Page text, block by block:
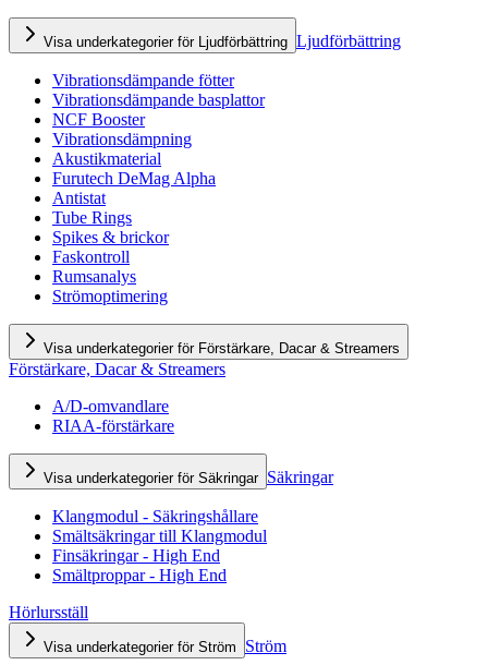
Visa underkategorier för Ljudförbättring Ljudförbättring
Vibrationsdämpande fötter
Vibrationsdämpande basplattor
NCF Booster
Vibrationsdämpning
Akustikmaterial
Furutech DeMag Alpha
Antistat
Tube Rings
Spikes & brickor
Faskontroll
Rumsanalys
Strömoptimering
Visa underkategorier för Förstärkare, Dacar & Streamers
Förstärkare, Dacar & Streamers
A/D-omvandlare
RIAA-förstärkare
Visa underkategorier för Säkringar Säkringar
Klangmodul - Säkringshållare
Smältsäkringar till Klangmodul
Finsäkringar - High End
Smältproppar - High End
Hörlursställ
Visa underkategorier för Ström Ström